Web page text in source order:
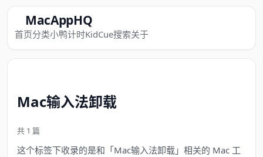
MacAppHQ
首页分类小鸭计时KidCue搜索关于
Mac输入法卸载
共 1 篇
这个标签下收录的是和「Mac输入法卸载」相关的 Mac 工